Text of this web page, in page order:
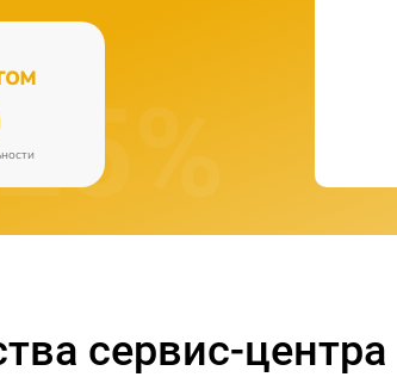
сервис-центра